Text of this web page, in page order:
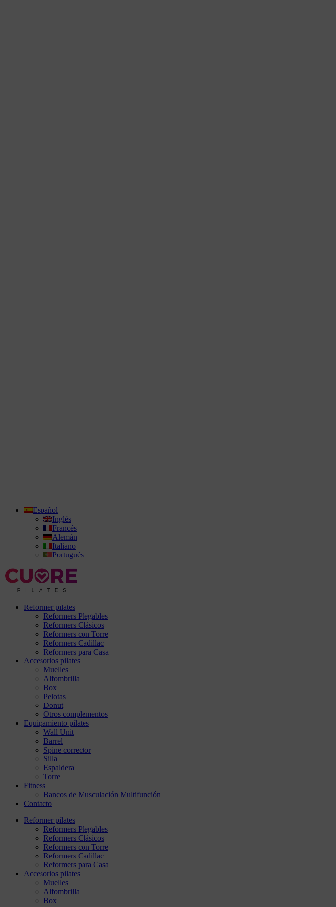
Español
Inglés
Francés
Alemán
Italiano
Portugués
Reformer pilates
Reformers Plegables
Reformers Clásicos
Reformers con Torre
Reformers Cadillac
Reformers para Casa
Accesorios pilates
Muelles
Alfombrilla
Box
Pelotas
Donut
Otros complementos
Equipamiento pilates
Wall Unit
Barrel
Spine corrector
Silla
Espaldera
Torre
Fitness
Bancos de Musculación Multifunción
Contacto
Reformer pilates
Reformers Plegables
Reformers Clásicos
Reformers con Torre
Reformers Cadillac
Reformers para Casa
Accesorios pilates
Muelles
Alfombrilla
Box